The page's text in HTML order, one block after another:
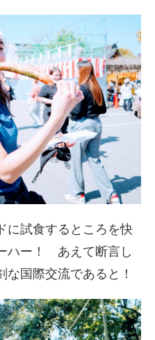
に試食するところを快
ハー！ あえて断言し
な国際交流であると！